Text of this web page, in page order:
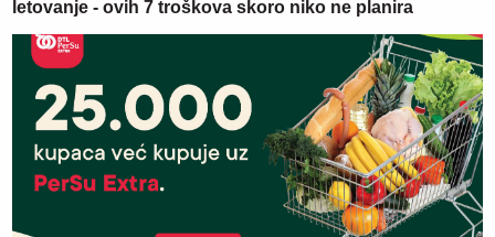
letovanje - ovih 7 troškova skoro niko ne planira